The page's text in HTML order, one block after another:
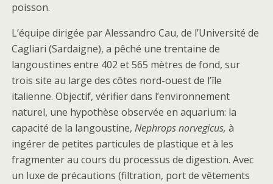
poisson.
L’équipe dirigée par Alessandro Cau, de l’Université de
Cagliari (Sardaigne), a pêché une trentaine de
langoustines entre 402 et 565 mètres de fond, sur
trois site au large des côtes nord-ouest de l’île
italienne. Objectif, vérifier dans l’environnement
naturel, une hypothèse observée en aquarium: la
capacité de la langoustine, Nephrops norvegicus, à
ingérer de petites particules de plastique et à les
fragmenter au cours du processus de digestion. Avec
un luxe de précautions (filtration, port de vêtements